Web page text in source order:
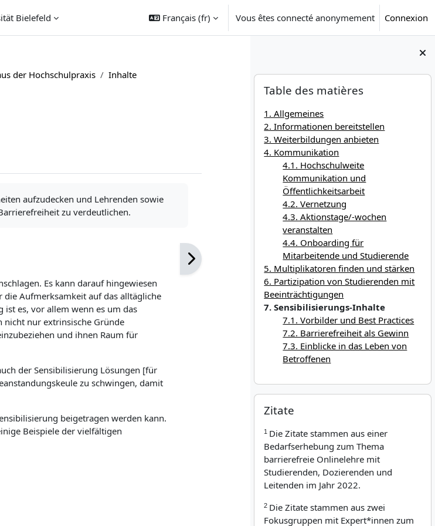
Bielefeld Français ‎(fr)‎ Vous êtes connecté anonymement Connexion
Blocs
Passer Table des matières
Table des matières
1. Allgemeines
2. Informationen bereitstellen
3. Weiterbildungen anbieten
4. Kommunikation
4.1. Hochschulweite
Kommunikation und
Öffentlichkeitsarbeit
4.2. Vernetzung
4.3. Aktionstage/-wochen
veranstalten
4.4. Onboarding für
Mitarbeitende und Studierende
5. Multiplikatoren finden und stärken
6. Partizipation von Studierenden mit
Beeinträchtigungen
7. Sensibilisierungs-Inhalte
7.1. Vorbilder und Best Practices
7.2. Barrierefreiheit als Gewinn
7.3. Einblicke in das Leben von
Betroffenen
Passer Zitate
Zitate
1 Die Zitate stammen aus einer
Bedarfserhebung zum Thema
barrierefreie Onlinelehre mit
Studierenden, Dozierenden und
Leitenden im Jahr 2022.
2 Die Zitate stammen aus zwei
Fokusgruppen mit Expert*innen zum
der Hochschulpraxis
Inhalte
aufzudecken und Lehrenden sowie
zu verdeutlichen.
Es kann darauf hingewiesen
Aufmerksamkeit auf das alltägliche
es, vor allem wenn es um das
nicht nur extrinsische Gründe
und ihnen Raum für
der Sensibilisierung Lösungen [für
zu schwingen, damit
beigetragen werden kann.
Beispiele der vielfältigen